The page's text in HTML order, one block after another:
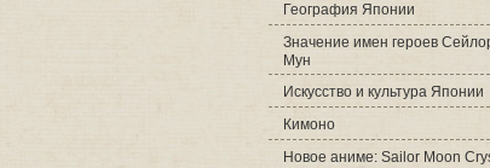
География Японии
Значение имен героев
Мун
Искусство и культура Японии
Кимоно
Новое аниме: Sailor Moon